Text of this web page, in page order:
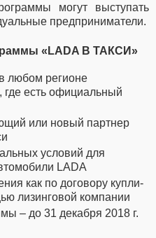
могут выступать
предприниматели.
«LADA В ТАКСИ»
любом регионе
где есть официальный
или новый партнер
условий для
LADA
как по договору купли-
лизинговой компании
– до 31 декабря 2018 г.